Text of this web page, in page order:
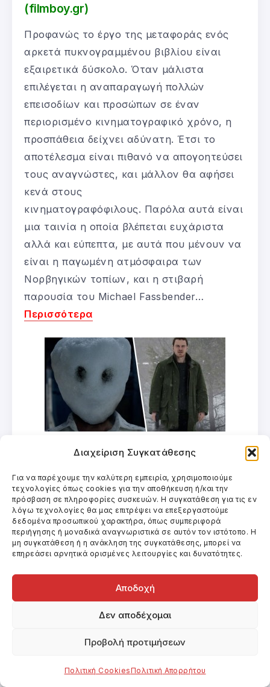
Διαχείριση Συγκατάθεσης
Για να παρέχουμε την καλύτερη εμπειρία, χρησιμοποιούμε
τεχνολογίες όπως cookies για την αποθήκευση ή/και την
πρόσβαση σε πληροφορίες συσκευών. Η συγκατάθεση για τις εν
λόγω τεχνολογίες θα μας επιτρέψει να επεξεργαστούμε
δεδομένα προσωπικού χαρακτήρα, όπως συμπεριφορά
περιήγησης ή μοναδικά αναγνωριστικά σε αυτόν τον ιστότοπο. Η
μη συγκατάθεση ή η ανάκληση της συγκατάθεσης, μπορεί να
επηρεάσει αρνητικά ορισμένες λειτουργίες και δυνατότητες.
Αποδοχή
Δεν αποδέχομαι
Προβολή προτιμήσεων
Πολιτική CookiesΠολιτική Απορρήτου
(filmboy.gr)
Προφανώς το έργο της μεταφοράς ενός
αρκετά πυκνογραμμένου βιβλίου είναι
εξαιρετικά δύσκολο. Όταν μάλιστα
επιλέγεται η αναπαραγωγή πολλών
επεισοδίων και προσώπων σε έναν
περιορισμένο κινηματογραφικό χρόνο, η
προσπάθεια δείχνει αδύνατη. Έτσι το
αποτέλεσμα είναι πιθανό να απογοητεύσει
τους αναγνώστες, και μάλλον θα αφήσει
κενά στους
κινηματογραφόφιλους. Παρόλα αυτά είναι
μια ταινία η οποία βλέπεται ευχάριστα
αλλά και εύπεπτα, με αυτά που μένουν να
είναι η παγωμένη ατμόσφαιρα των
Νορβηγικών τοπίων, και η στιβαρή
παρουσία του Michael Fassbender…
Περισσότερα
Κριτική Άγγελος Πολύδωρος
Η σκηνοθεσία του Τόμας Άλφρεντσον (Άσε
το κακό να μπει, Κι ο κλήρος έπεσε στον
Σμάιλι) είναι αρκετά σφιχτή με νεύρο και
διαθέτει αγωνία και ένταση παρά τα
μπερδέψει το θεατή και καταφέρνει την
έκπληξη σε όσους δεν έχουν διαβάσει το
μυθιστόρημα. Το σενάριο διαθέτει
οποίους εμβαθύνει σωστά με την κίνηση